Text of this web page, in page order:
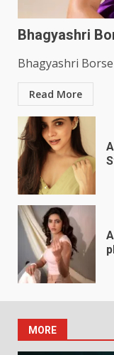
Bhagyashri
Bhagyashri
Read More
MORE